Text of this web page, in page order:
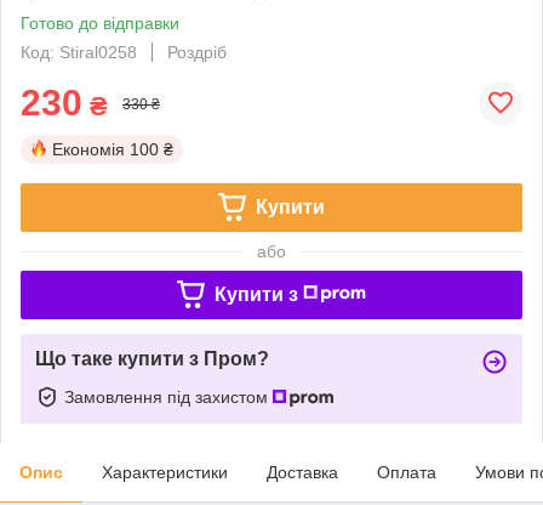
Готово до відправки
Код: Stiral0258
Роздріб
230 ₴ 330 ₴
Економія 100 ₴
Купити
або
Купити з
Що таке купити з Пром?
Замовлення під захистом
Опис Характеристики Доставка Оплата Умови